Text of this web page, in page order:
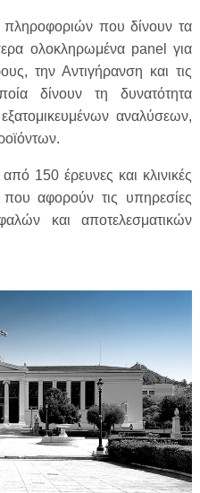
που δίνουν τα
ολοκληρωμένα panel για
την Αντιγήρανση και τις
δίνουν τη δυνατότητα
αναλύσεων,
150 έρευνες και κλινικές
που αφορούν τις υπηρεσίες
και αποτελεσματικών